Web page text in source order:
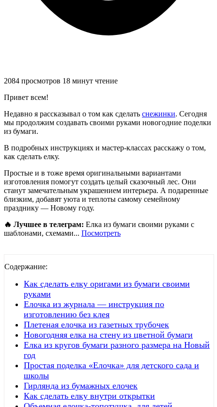
2084 просмотров 18 минут чтение
Привет всем!
Недавно я рассказывал о том как сделать снежинки. Сегодня
мы продолжим создавать своими руками новогодние поделки
из бумаги.
В подробных инструкциях и мастер-классах расскажу о том,
как сделать елку.
Простые и в тоже время оригинальными вариантами
изготовления помогут создать целый сказочный лес. Они
станут замечательным украшением интерьера. А подаренные
близким, добавят уюта и теплоты самому семейному
празднику — Новому году.
🔥 Лучшее в телеграм: Елка из бумаги своими руками с
шаблонами, схемами... Посмотреть
Содержание:
Как сделать елку оригами из бумаги своими
руками
Елочка из журнала — инструкция по
изготовлению без клея
Плетеная елочка из газетных трубочек
Новогодняя елка на стену из цветной бумаги
Елка из кругов бумаги разного размера на Новый
год
Простая поделка «Елочка» для детского сада и
школы
Гирлянда из бумажных елочек
Как сделать елку внутри открытки